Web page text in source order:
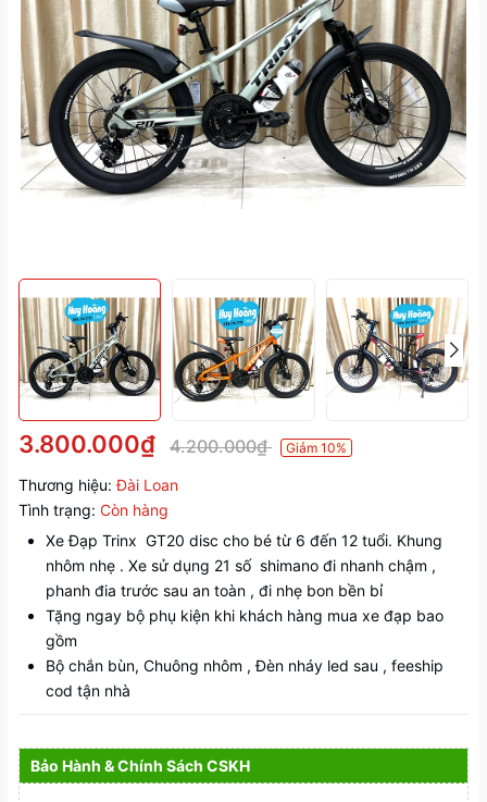
3.800.000₫ 4.200.000₫ Giảm 10%
Thương hiệu: Đài Loan
Tình trạng: Còn hàng
Xe Đạp Trinx GT20 disc cho bé từ 6 đến 12 tuổi. Khung
nhôm nhẹ . Xe sử dụng 21 số shimano đi nhanh chậm ,
phanh đia trước sau an toàn , đi nhẹ bon bền bỉ
Tặng ngay bộ phụ kiện khi khách hàng mua xe đạp bao
gồm
Bộ chắn bùn, Chuông nhôm , Đèn nháy led sau , feeship
cod tận nhà
Bảo Hành & Chính Sách CSKH